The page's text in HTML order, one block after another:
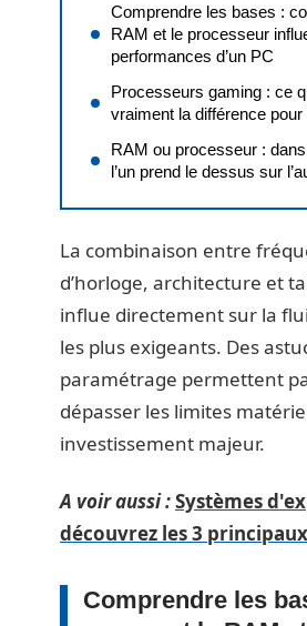
Comprendre les bases :
RAM et le processeur
performances d’un PC
Processeurs gaming : ce
vraiment la différence pour
RAM ou processeur :
l’un prend le dessus sur
La combinaison entre
d’horloge, architecture et
influe directement sur la
les plus exigeants. Des
paramétrage permettent
dépasser les limites
investissement majeur.
A voir aussi :Systèmes
découvrez les 3
Comprendre les